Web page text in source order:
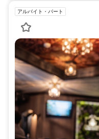
アルバイト・パート